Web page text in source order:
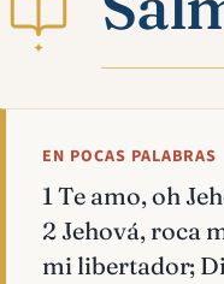
✦
EN POCAS PALABRAS
1 Te amo, oh
2 Jehová, roca
mi libertador;